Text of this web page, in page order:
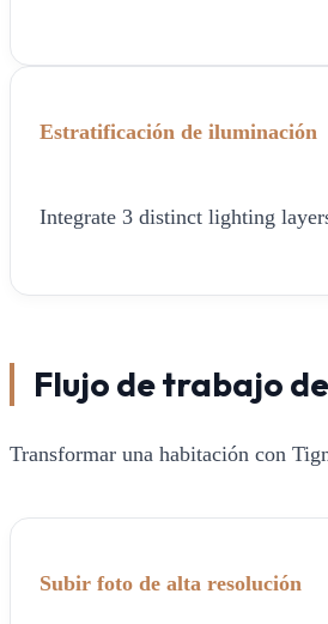
Estratificación de iluminación
Integrate 3 distinct lighting
Flujo de trabajo
Transformar una habitación con
Subir foto de alta resolución